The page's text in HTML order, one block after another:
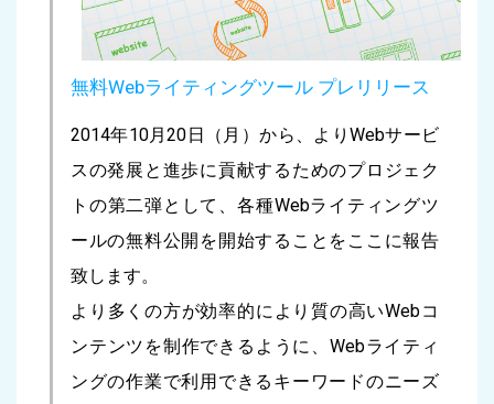
無料Webライティングツール プレリリース
2014年10月20日（月）から、よりWebサービ
スの発展と進歩に貢献するためのプロジェク
トの第二弾として、各種Webライティングツ
ールの無料公開を開始することをここに報告
致します。
より多くの方が効率的により質の高いWebコ
ンテンツを制作できるように、Webライティ
ングの作業で利用できるキーワードのニーズ